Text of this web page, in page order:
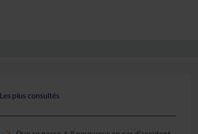
Les plus consultés